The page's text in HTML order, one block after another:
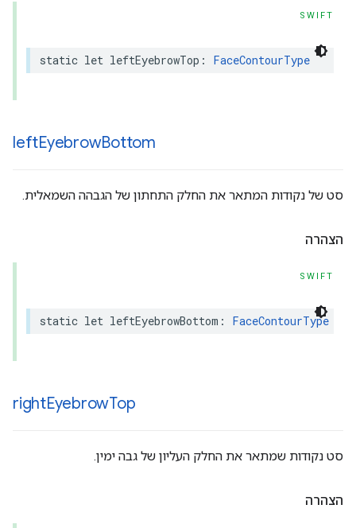
SWIFT
static let leftEyebrowTop : FaceContourType
leftEyebrowBottom
סט של נקודות המתאר את החלק התחתון של הגבהה השמאלית.
הצהרה
SWIFT
static let leftEyebrowBottom : FaceContourType
rightEyebrowTop
סט נקודות שמתאר את החלק העליון של גבה ימין.
הצהרה